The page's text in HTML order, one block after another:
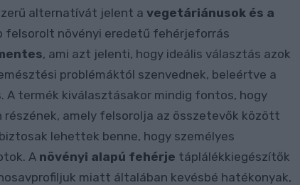
alternatívát jelent a vegetáriánusok és a
felsorolt növényi eredetű fehérjeforrás
, ami azt jelenti, hogy ideális választás azok
problémáktól szenvednek, beleértve a
termék kiválasztásakor mindig fontos, hogy
amely felsorolja az összetevők között
lehettek benne, hogy személyes
A növényi alapú fehérje táplálékkiegészítők
miatt általában kevésbé hatékonyak,